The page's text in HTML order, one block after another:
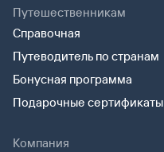
Путешественникам
Справочная
Путеводитель по странам
Бонусная программа
Подарочные сертификаты
Компания